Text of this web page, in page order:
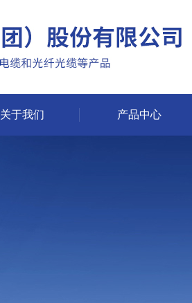
关于我们 产品中心